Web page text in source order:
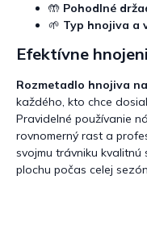
🤲 Pohodlné
🌱 Typ hnojiva a
Efektívne
Rozmetadlo hnojiva
každého, kto chce
Pravidelné používanie
rovnomerný rast a
svojmu trávniku
plochu počas celej